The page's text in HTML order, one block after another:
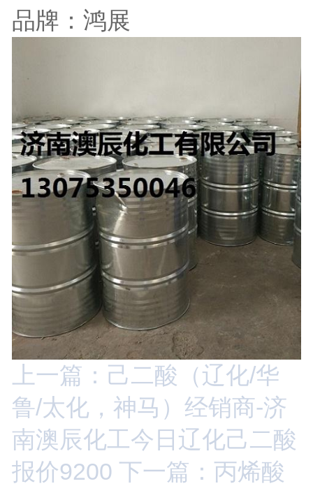
品牌：鸿展
上一篇：己二酸（辽化/华
鲁/太化，神马）经销商-济
南澳辰化工今日辽化己二酸
报价9200 下一篇：丙烯酸